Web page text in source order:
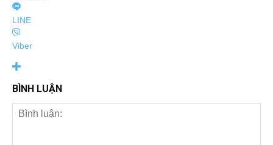
LINE
Viber
BÌNH LUẬN